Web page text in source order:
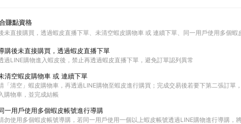
賺點資格
未直接購買，透過蝦皮直播下單 未清空蝦皮購物車 或 連續下單 同一用戶使用多個蝦
購後未直接購買，透過蝦皮直播下單
過LINE購物進入蝦皮後，禁止再透過蝦皮直播下單，避免訂單認列異常
清空蝦皮購物車 或 連續下單
「清空」蝦皮購物車，再透過LINE購物至蝦皮進行購買；完成交易後若要下第二張訂單
購物車，並完成結帳
一用戶使用多個蝦皮帳號進行導購
勿使用多個蝦皮帳號導購，若同一用戶使用一個以上蝦皮帳號透過LINE購物進行導購，